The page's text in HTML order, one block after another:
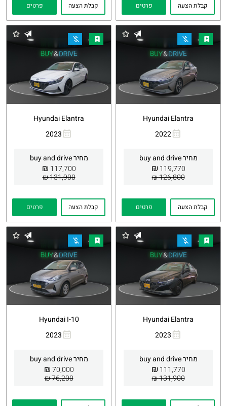
קבלת הצעה פרטים קבלת הצעה פרטים
Hyundai Elantra
2022
מחיר buy and drive
119,770
₪
126,800 ₪
Whatsapp
קבלת הצעה פרטים
Hyundai Elantra
2023
מחיר buy and drive
117,700
₪
131,900 ₪
Whatsapp
קבלת הצעה פרטים
Hyundai Elantra
2023
מחיר buy and drive
111,770
₪
131,900 ₪
Whatsapp
Hyundai I-10
2023
מחיר buy and drive
70,000
₪
76,200 ₪
Whatsapp